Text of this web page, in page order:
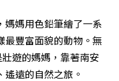
媽媽用色鉛筆繪了一系
最豐富面貌的動物。無
遊的媽媽，靠著南安
遠的自然之旅。